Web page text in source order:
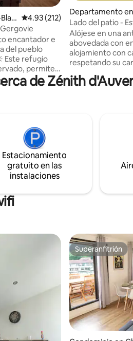
Calificación promedio: 4.93 de
4.93 (212)
encantador e
del pueblo
permite
rutas de
de Gergovia,
servicios:
a la
Ferrand
de recibirlo ☺️
Departamento
Lado del patio -
Primo
Alójese en una
abovedada con
alojamiento con
respetando su
edificio vitícola. Totalmente
independiente
urbano, este
ideal para
de Zénith
Estacionamiento
gratuito en las
instalaciones
Superanfitrión
Superanfitrión